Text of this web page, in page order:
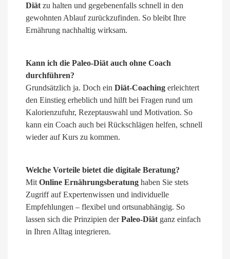
Diät zu halten und gegebenenfalls schnell in den
gewohnten Ablauf zurückzufinden. So bleibt Ihre
Ernährung nachhaltig wirksam.
Kann ich die Paleo-Diät auch ohne Coach
durchführen?
Grundsätzlich ja. Doch ein Diät-Coaching erleichtert
den Einstieg erheblich und hilft bei Fragen rund um
Kalorienzufuhr, Rezeptauswahl und Motivation. So
kann ein Coach auch bei Rückschlägen helfen, schnell
wieder auf Kurs zu kommen.
Welche Vorteile bietet die digitale Beratung?
Mit Online Ernährungsberatung haben Sie stets
Zugriff auf Expertenwissen und individuelle
Empfehlungen – flexibel und ortsunabhängig. So
lassen sich die Prinzipien derPaleo-Diät ganz einfach
in Ihren Alltag integrieren.